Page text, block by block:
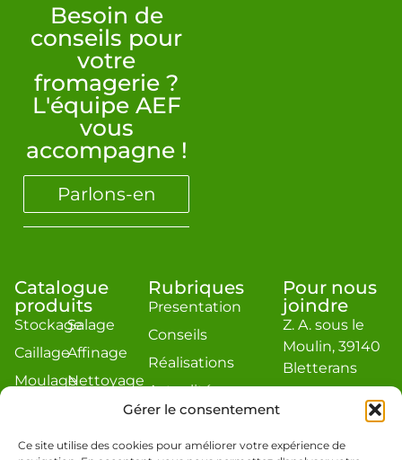
Gérer le consentement
Ce site utilise des cookies pour améliorer votre expérience de
Besoin de
conseils pour
votre
fromagerie ?
L'équipe AEF
vous
accompagne !
Parlons-en
Catalogue
produits
Stockage
Caillage
Moulage
Salage
Affinage
Nettoyage
Rubriques
Presentation
Conseils
Réalisations
Actualité
Estimation
Pour nous
joindre
Z. A. sous le
Moulin, 39140
Bletterans
jacquier.com
Téléphone : 03